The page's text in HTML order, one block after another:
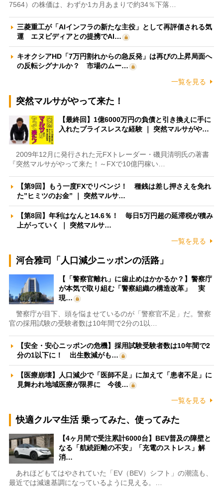
7564）の株価は、わずか1カ月あまりで約34％下落…
三菱重工が「AIインフラの新たな主役」として再評価される気
運 エヌビディアとの提携でAI…
キオクシアHD「7万円割れからの急反発」は再びの上昇局面へ
の反転シグナルか？ 市場のムー…
一覧を見る
突然マルサがやって来た！
【最終回】1億6000万円の負債と引き換えに手に
入れたプライスレスな経験 ｜ 突然マルサがや…
2009年12月に発行された元FXトレーダー・磯貝清明氏の著書
『突然マルサがやって来た！～FXで10億円稼い…
【第9回】もう一度FXでリベンジ！ 種銭は差し押さえを免れ
た”ヒミツのお金” ｜ 突然マルサ…
【第8回】年利はなんと14.6％！ 毎日5万円超の延滞税が積み
上がっていく ｜ 突然マルサ…
一覧を見る
河合雅司「人口減少ニッポンの活路」
【「警察官離れ」に歯止めはかかるか？】警察庁
が本気で取り組む「警察組織の構造改革」 実
現…
警察庁が目下、頭を悩ませているのが「警察官不足」だ。警察
官の採用試験の受験者数は10年間で2分の1以…
【安全・安心ニッポンの危機】採用試験受験者数は10年間で2
分の1以下に！ 出生数減がも…
【医療崩壊】人口減少で「医師不足」に加えて「患者不足」に
見舞われ地域医療が限界に 今後…
一覧を見る
快適クルマ生活 乗ってみた、使ってみた
【4ヶ月間で受注累計6000台】BEV普及の障壁と
なる「航続距離の不安」「充電のストレス」解
消…
あれほどもてはやされていた「EV（BEV）シフト」の潮流も、
最近では減速基調になっているように見える。…